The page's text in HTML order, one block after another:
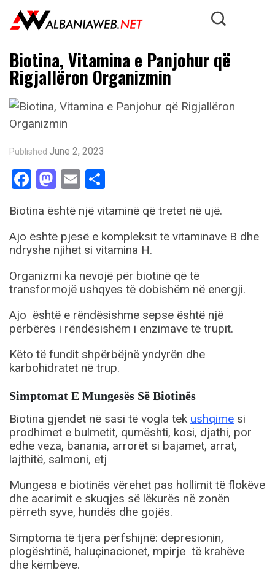
Biotina, Vitamina e Panjohur që
Rigjallëron Organizmin
Published June 2, 2023
Facebook
Mastodon
Email
Biotina është një vitaminë që tretet në ujë.
Ajo është pjesë e kompleksit të vitaminave B dhe
ndryshe njihet si vitamina H.
Organizmi ka nevojë për biotinë që të
transformojë ushqyes të dobishëm në energji.
Ajo është e rëndësishme sepse është një
përbërës i rëndësishëm i enzimave të trupit.
Këto të fundit shpërbëjnë yndyrën dhe
karbohidratet në trup.
Simptomat E Mungesës Së Biotinës
Biotina gjendet në sasi të vogla tek ushqime si
prodhimet e bulmetit, qumështi, kosi, djathi, por
edhe veza, banania, arrorët si bajamet, arrat,
lajthitë, salmoni, etj
Mungesa e biotinës vërehet pas hollimit të flokëve
dhe acarimit e skuqjes së lëkurës në zonën
përreth syve, hundës dhe gojës.
Simptoma të tjera përfshijnë: depresionin,
plogështinë, haluçinacionet, mpirje të krahëve
dhe këmbëve.